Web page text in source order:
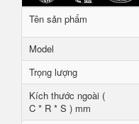
Tên sản phẩm
Model
Trọng lượng
Kích thước ngoài (
C * R * S ) mm